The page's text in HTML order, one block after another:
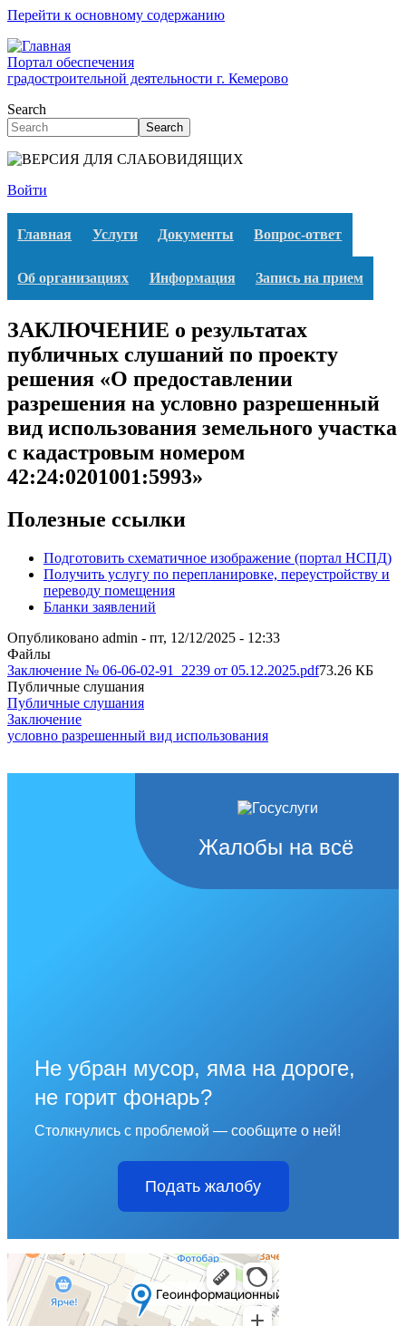
Перейти к основному содержанию
Портал обеспечения
градостроительной деятельности г. Кемерово
Search
Search
Войти
Главная Услуги Документы Вопрос-ответ
Об организациях Информация Запись на прием
ЗАКЛЮЧЕНИЕ о результатах
публичных слушаний по проекту
решения «О предоставлении
разрешения на условно разрешенный
вид использования земельного участка
с кадастровым номером
42:24:0201001:5993»
Полезные ссылки
Подготовить схематичное изображение (портал НСПД)
Получить услугу по перепланировке, переустройству и
переводу помещения
Бланки заявлений
Опубликовано admin - пт, 12/12/2025 - 12:33
Файлы
Заключение № 06-06-02-91_2239 от 05.12.2025.pdf73.26 КБ
Публичные слушания
Публичные слушания
Заключение
условно разрешенный вид использования
Жалобы на всё
Не убран мусор, яма на дороге,
не горит фонарь?
Столкнулись с проблемой — сообщите о ней!
Подать жалобу